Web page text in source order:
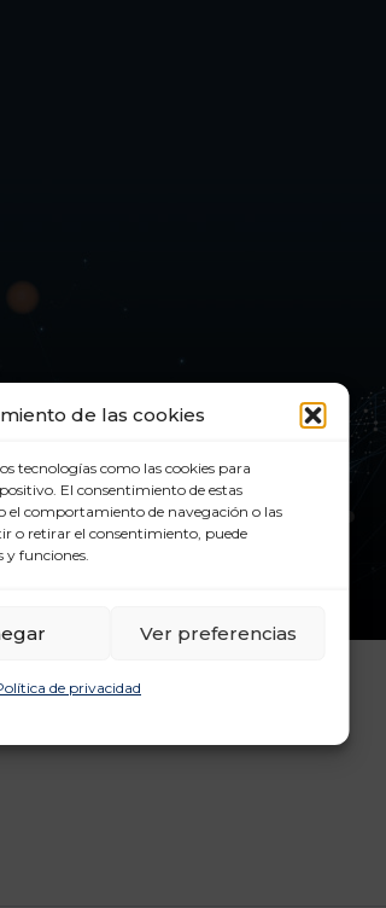
de las cookies
tecnologías como las cookies para
El consentimiento de estas
el comportamiento de navegación o las
o retirar el consentimiento, puede
y funciones.
Ver preferencias
de privacidad